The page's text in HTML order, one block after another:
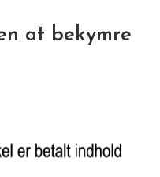
at bekymre